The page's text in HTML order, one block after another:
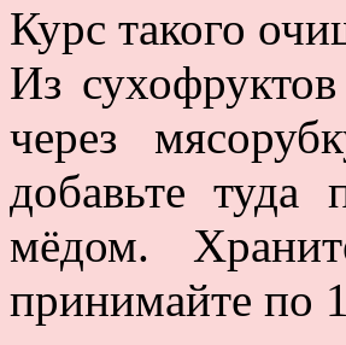
Курс такого
Из
через
добавьте туда
мёдом.
принимайте по